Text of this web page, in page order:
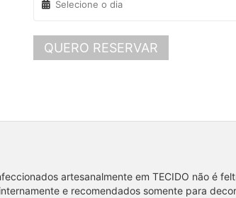
QUERO RESERVAR
artesanalmente em TECIDO não é
e recomendados somente para